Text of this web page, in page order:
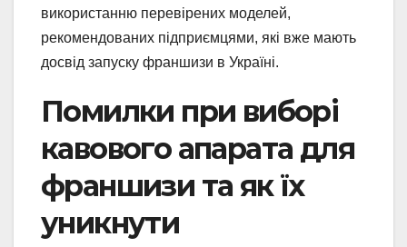
використанню перевірених моделей,
рекомендованих підприємцями, які вже мають
досвід запуску франшизи в Україні.
Помилки при виборі
кавового апарата для
франшизи та як їх
уникнути